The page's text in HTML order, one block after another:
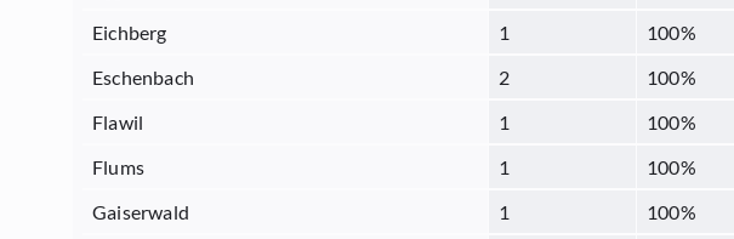
Eichberg
1 100%
Eschenbach
2 100%
Flawil
1 100%
Flums
1 100%
Gaiserwald
1 100%